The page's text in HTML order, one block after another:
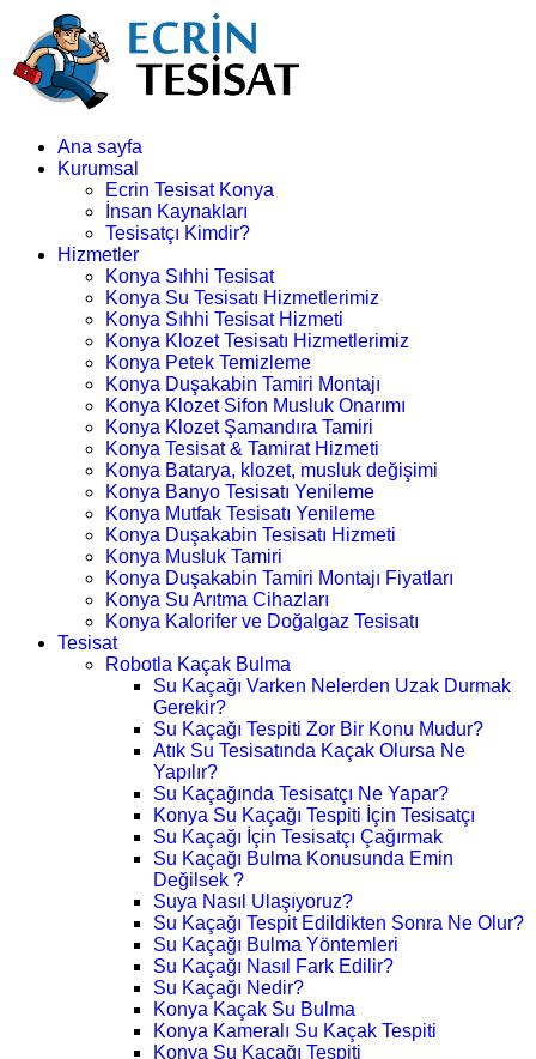
Ana sayfa
Kurumsal
Ecrin Tesisat Konya
İnsan Kaynakları
Tesisatçı Kimdir?
Hizmetler
Konya Sıhhi Tesisat
Konya Su Tesisatı Hizmetlerimiz
Konya Sıhhi Tesisat Hizmeti
Konya Klozet Tesisatı Hizmetlerimiz
Konya Petek Temizleme
Konya Duşakabin Tamiri Montajı
Konya Klozet Sifon Musluk Onarımı
Konya Klozet Şamandıra Tamiri
Konya Tesisat & Tamirat Hizmeti
Konya Batarya, klozet, musluk değişimi
Konya Banyo Tesisatı Yenileme
Konya Mutfak Tesisatı Yenileme
Konya Duşakabin Tesisatı Hizmeti
Konya Musluk Tamiri
Konya Duşakabin Tamiri Montajı Fiyatları
Konya Su Arıtma Cihazları
Konya Kalorifer ve Doğalgaz Tesisatı
Tesisat
Robotla Kaçak Bulma
Su Kaçağı Varken Nelerden Uzak Durmak
Gerekir?
Su Kaçağı Tespiti Zor Bir Konu Mudur?
Atık Su Tesisatında Kaçak Olursa Ne
Yapılır?
Su Kaçağında Tesisatçı Ne Yapar?
Konya Su Kaçağı Tespiti İçin Tesisatçı
Su Kaçağı İçin Tesisatçı Çağırmak
Su Kaçağı Bulma Konusunda Emin
Değilsek ?
Suya Nasıl Ulaşıyoruz?
Su Kaçağı Tespit Edildikten Sonra Ne Olur?
Su Kaçağı Bulma Yöntemleri
Su Kaçağı Nasıl Fark Edilir?
Su Kaçağı Nedir?
Konya Kaçak Su Bulma
Konya Kameralı Su Kaçak Tespiti
Konya Su Kaçağı Tespiti